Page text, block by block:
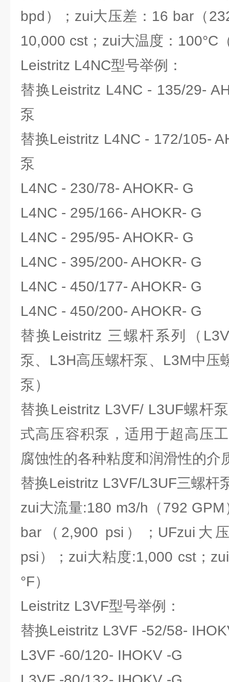
bpd）；zui大压差：16 bar（
10,000 cst；zui大温度：100°C
Leistritz L4NC型号举例：
替换Leistritz L4NC - 135/29-
泵
替换Leistritz L4NC - 172/105-
泵
L4NC - 230/78- AHOKR- G
L4NC - 295/166- AHOKR- G
L4NC - 295/95- AHOKR- G
L4NC - 395/200- AHOKR- G
L4NC - 450/177- AHOKR- G
L4NC - 450/200- AHOKR- G
替换Leistritz 三螺杆系列（
泵、L3H高压螺杆泵、L3M中压
泵）
替换Leistritz L3VF/ L3UF螺杆
式高压容积泵，适用于超高压
腐蚀性的各种粘度和润滑性的介
替换Leistritz L3VF/L3UF三螺杆
zui大流量:180 m3/h（792
bar（2,900 psi）；UFzui大
psi）；zui大粘度:1,000 cst；
°F）
Leistritz L3VF型号举例：
替换Leistritz L3VF -52/58-
L3VF -60/120- IHOKV -G